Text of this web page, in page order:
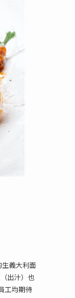
義大利面
出汁）也
工均期待